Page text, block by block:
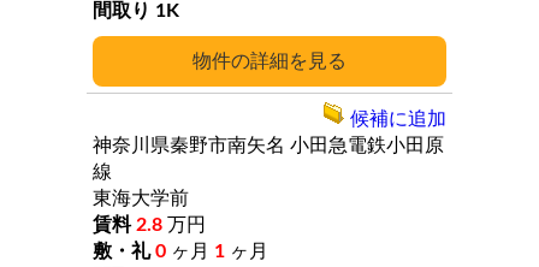
詳細
1K
神奈川県秦野市南矢名 小田急電鉄小田原
線
東海大学前
2.8 万円
0 ヶ月 1 ヶ月
候補に追加